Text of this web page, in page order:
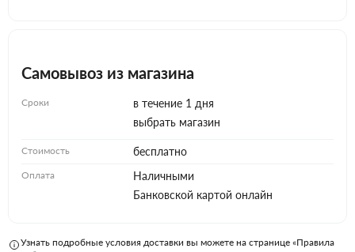
Самовывоз из магазина
Сроки
в течение 1 дня
выбрать магазин
Стоимость бесплатно
Оплата
Наличными
Банковской картой онлайн
Узнать подробные условия доставки вы можете на странице «Правила